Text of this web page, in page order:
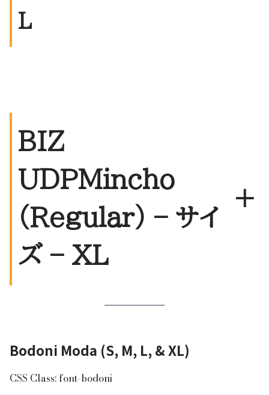
L
BIZ
UDPMincho
(Regular) – サイ
ズ – XL
+
Bodoni Moda (S, M, L, & XL)
CSS Class: font-bodoni